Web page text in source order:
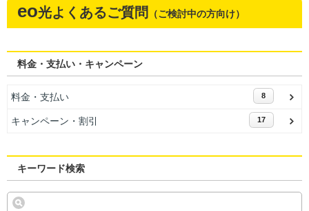
eo光よくあるご質問 （ご検討中の方向け）
料金・支払い・キャンペーン
料金・支払い 8
キャンペーン・割引 17
キーワード検索